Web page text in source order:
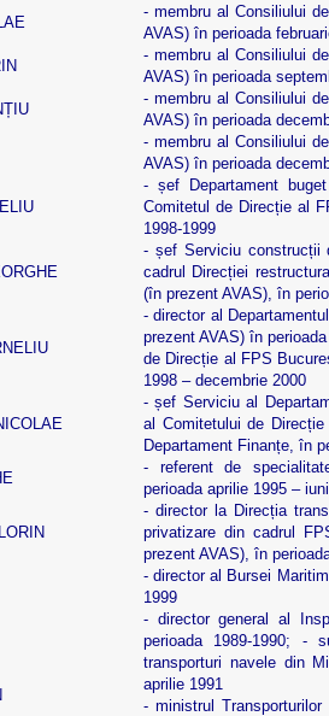
- membru al Consiliului
AVAS) în perioada
- membru al Consiliului
AVAS) în perioada
- membru al Consiliului
AVAS) în perioada
- membru al Consiliului
AVAS) în perioada
- șef Departament
Comitetul de Direcție al
1998-1999
- șef Serviciu construcții
cadrul Direcției
(în prezent AVAS), în
- director al
prezent AVAS) în
de Direcție al FPS
1998 – decembrie 2000
- șef Serviciu al
al Comitetului de
Departament Finanțe, în
- referent de
perioada aprilie 1995 –
- director la Direcția
privatizare din cadrul
prezent AVAS), în
- director al Bursei
1999
- director general al
perioada 1989-1990; -
transporturi navele din
aprilie 1991
- ministrul